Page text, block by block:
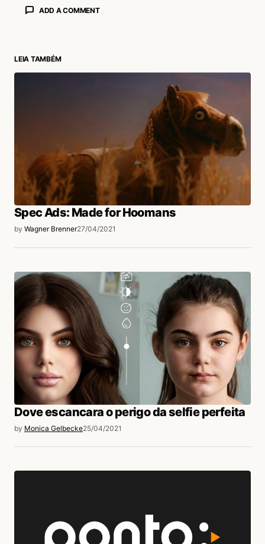
ADD A COMMENT
LEIA TAMBÉM
Spec Ads: Made for Hoomans
by Wagner Brenner27/04/2021
Dove escancara o perigo da selfie perfeita
by Monica Gelbecke25/04/2021